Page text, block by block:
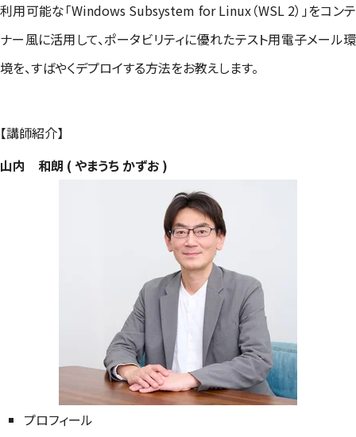
利用可能な「Windows Subsystem for Linux（WSL 2）」をコンテ
ナー風に活用して、ポータビリティに優れたテスト用電子メール環
境を、すばやくデプロイする方法をお教えします。
【講師紹介】
山内 和朗 ( やまうち かずお )
プロフィール